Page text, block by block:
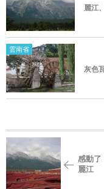
麗江
雲南省
灰色
感動了
麗江